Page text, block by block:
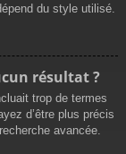
du style utilisé.
résultat ?
trop de termes
d’être plus précis
avancée.